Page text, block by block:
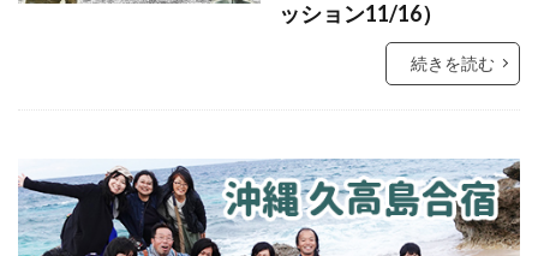
ッション11/16）
続きを読む